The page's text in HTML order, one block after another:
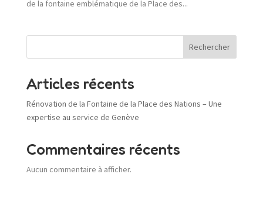
de la fontaine emblématique de la Place des...
Rechercher
Articles récents
Rénovation de la Fontaine de la Place des Nations – Une
expertise au service de Genève
Commentaires récents
Aucun commentaire à afficher.